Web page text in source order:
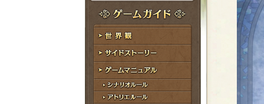
ド
レ
ス
ー
ド
ゲームガイド
世界観
サイドストーリー
ゲームマニュアル
シナリオルール